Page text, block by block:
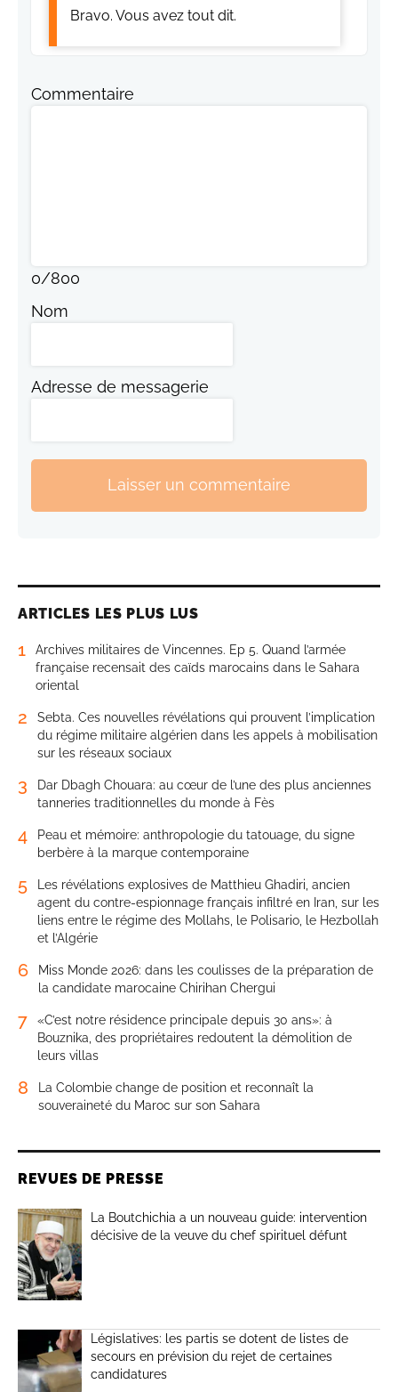
Bravo. Vous avez tout dit.
Commentaire
0/800
Nom
Adresse de messagerie
Laisser un commentaire
ARTICLES LES PLUS LUS
1
Archives militaires de Vincennes. Ep 5. Quand l’armée
française recensait des caïds marocains dans le Sahara
oriental
2
Sebta. Ces nouvelles révélations qui prouvent l’implication
du régime militaire algérien dans les appels à mobilisation
sur les réseaux sociaux
3
Dar Dbagh Chouara: au cœur de l’une des plus anciennes
tanneries traditionnelles du monde à Fès
4
Peau et mémoire: anthropologie du tatouage, du signe
berbère à la marque contemporaine
5
Les révélations explosives de Matthieu Ghadiri, ancien
agent du contre-espionnage français infiltré en Iran, sur les
liens entre le régime des Mollahs, le Polisario, le Hezbollah
et l’Algérie
6
Miss Monde 2026: dans les coulisses de la préparation de
la candidate marocaine Chirihan Chergui
7
«C’est notre résidence principale depuis 30 ans»: à
Bouznika, des propriétaires redoutent la démolition de
leurs villas
8
La Colombie change de position et reconnaît la
souveraineté du Maroc sur son Sahara
REVUES DE PRESSE
La Boutchichia a un nouveau guide: intervention
décisive de la veuve du chef spirituel défunt
Législatives: les partis se dotent de listes de
secours en prévision du rejet de certaines
candidatures